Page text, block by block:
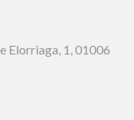
Elorriaga, 1, 01006